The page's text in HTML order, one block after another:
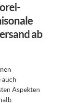
ab
Aspekten